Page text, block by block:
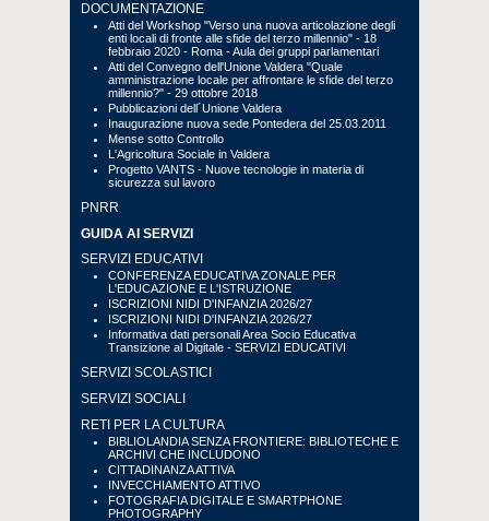
DOCUMENTAZIONE
Atti del Workshop "Verso una nuova articolazione degli
enti locali di fronte alle sfide del terzo millennio" - 18
febbraio 2020 - Roma - Aula dei gruppi parlamentari
Atti del Convegno dell'Unione Valdera "Quale
amministrazione locale per affrontare le sfide del terzo
millennio?" - 29 ottobre 2018
Pubblicazioni dell´Unione Valdera
Inaugurazione nuova sede Pontedera del 25.03.2011
Mense sotto Controllo
L'Agricoltura Sociale in Valdera
Progetto VANTS - Nuove tecnologie in materia di
sicurezza sul lavoro
PNRR
GUIDA AI SERVIZI
SERVIZI EDUCATIVI
CONFERENZA EDUCATIVA ZONALE PER
L'EDUCAZIONE E L'ISTRUZIONE
ISCRIZIONI NIDI D'INFANZIA 2026/27
ISCRIZIONI NIDI D'INFANZIA 2026/27
Informativa dati personali Area Socio Educativa
Transizione al Digitale - SERVIZI EDUCATIVI
SERVIZI SCOLASTICI
SERVIZI SOCIALI
RETI PER LA CULTURA
BIBLIOLANDIA SENZA FRONTIERE: BIBLIOTECHE E
ARCHIVI CHE INCLUDONO
CITTADINANZA ATTIVA
INVECCHIAMENTO ATTIVO
FOTOGRAFIA DIGITALE E SMARTPHONE
PHOTOGRAPHY